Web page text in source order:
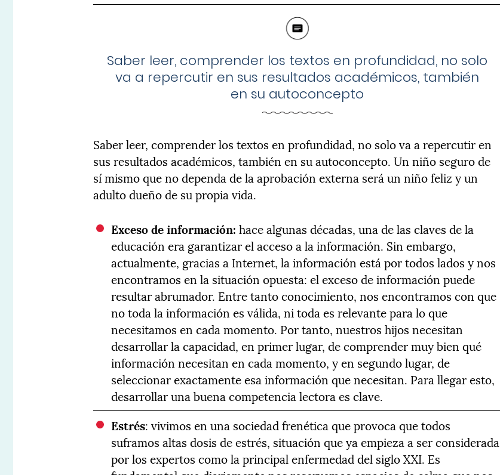
Saber leer, comprender los textos en profundidad, no solo
va a repercutir en sus resultados académicos, también
en su autoconcepto
Saber leer, comprender los textos en profundidad, no solo va a repercutir en
sus resultados académicos, también en su autoconcepto. Un niño seguro de
sí mismo que no dependa de la aprobación externa será un niño feliz y un
adulto dueño de su propia vida.
Exceso de información:hace algunas décadas, una de las claves de la
educación era garantizar el acceso a la información. Sin embargo,
actualmente, gracias a Internet, la información está por todos lados y nos
encontramos en la situación opuesta: el exceso de información puede
resultar abrumador. Entre tanto conocimiento, nos encontramos con que
no toda la información es válida, ni toda es relevante para lo que
necesitamos en cada momento. Por tanto, nuestros hijos necesitan
desarrollar la capacidad, en primer lugar, de comprender muy bien qué
información necesitan en cada momento, y en segundo lugar, de
seleccionar exactamente esa información que necesitan. Para llegar esto,
desarrollar una buena competencia lectora es clave.
Estrés: vivimos en una sociedad frenética que provoca que todos
suframos altas dosis de estrés, situación que ya empieza a ser considerada
por los expertos como la principal enfermedad del siglo XXI. Es